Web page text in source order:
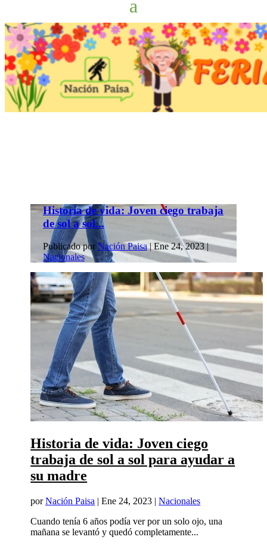
Historia de vida: Joven ciego trabaja
de sol a sol...
Publicado por Nación Paisa| Ene 24, 2023|
Nacionales
Historia de vida: Joven ciego
trabaja de sol a sol para ayudar a
su madre
porNación Paisa |Ene 24, 2023 |Nacionales
Cuando tenía 6 años podía ver por un solo ojo, una
mañana se levantó y quedó completamente...